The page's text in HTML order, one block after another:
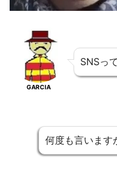
GARCIA
SNSっ
何度も言います